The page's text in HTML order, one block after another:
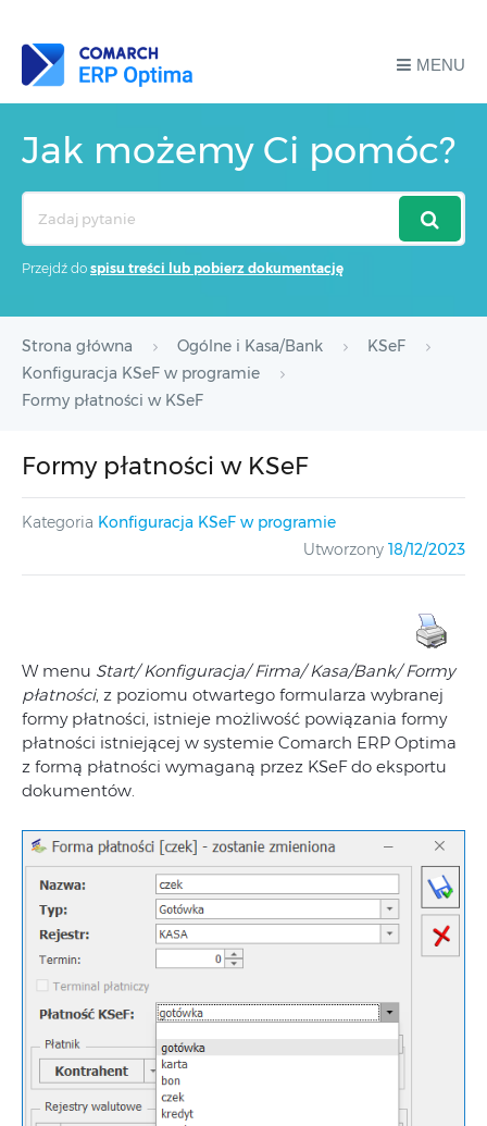
MENU
Jak możemy Ci pomóc?
Przejdź do spisu treści lub pobierz dokumentację
Strona główna Ogólne i Kasa/Bank
KSeF
Konfiguracja KSeF w programie
Formy płatności w KSeF
Formy płatności w KSeF
Kategoria Konfiguracja KSeF w programie
Utworzony 18/12/2023
W menu Start/ Konfiguracja/ Firma/ Kasa/Bank/ Formy
płatności, z poziomu otwartego formularza wybranej
formy płatności, istnieje możliwość powiązania formy
płatności istniejącej w systemie Comarch ERP Optima
z formą płatności wymaganą przez KSeF do eksportu
dokumentów.